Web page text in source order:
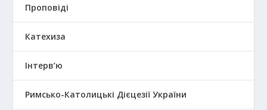
Проповіді
Катехиза
Інтерв’ю
Римсько-Католицькі Дієцезії України